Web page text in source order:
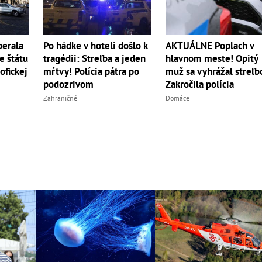
štátu
Po hádke v hoteli došlo k
tragédii: Streľba a jeden
mŕtvy! Polícia pátra po
podozrivom
Zahraničné
AKTUÁLNE Poplach v
hlavnom meste! Opitý
muž sa vyhrážal
Zakročila polícia
Domáce